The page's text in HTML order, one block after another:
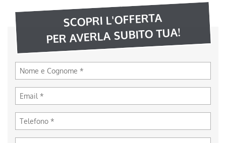
SCOPRI L'OFFERTA
PER AVERLA SUBITO TUA!